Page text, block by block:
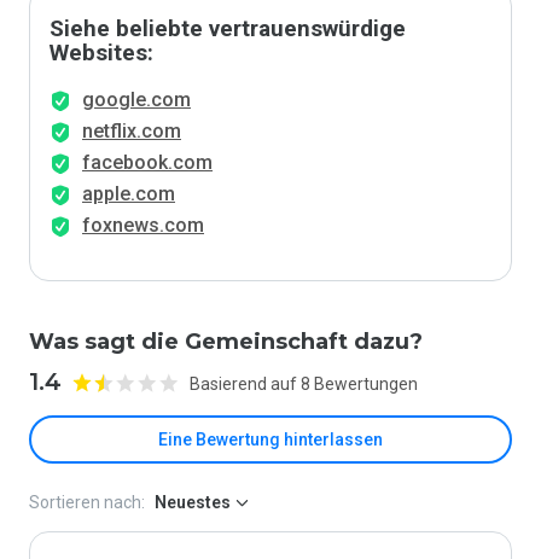
Siehe beliebte vertrauenswürdige
Websites:
google.com
netflix.com
facebook.com
apple.com
foxnews.com
Was sagt die Gemeinschaft dazu?
1.4 Basierend auf 8 Bewertungen
Eine Bewertung hinterlassen
Sortieren nach: Neuestes